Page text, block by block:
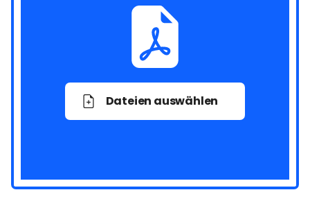
Dateien auswählen